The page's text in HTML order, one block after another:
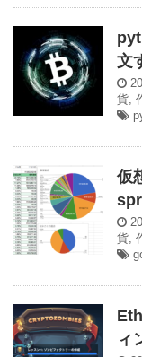
文
貨,
仮
貨,
ィ